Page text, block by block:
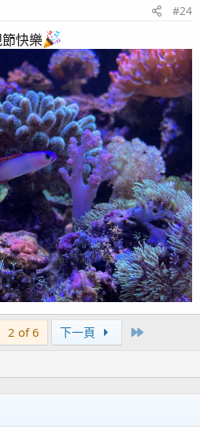
#24
快樂
2 of 6 下一頁